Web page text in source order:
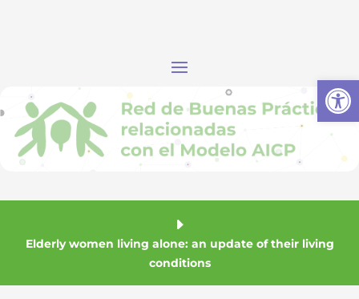
Elderly women living alone: an update of their living
conditions